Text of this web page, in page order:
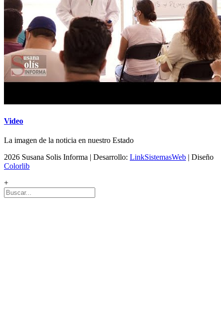
Video
La imagen de la noticia en nuestro Estado
2026 Susana Solis Informa | Desarrollo: LinkSistemasWeb | Diseño
Colorlib
+